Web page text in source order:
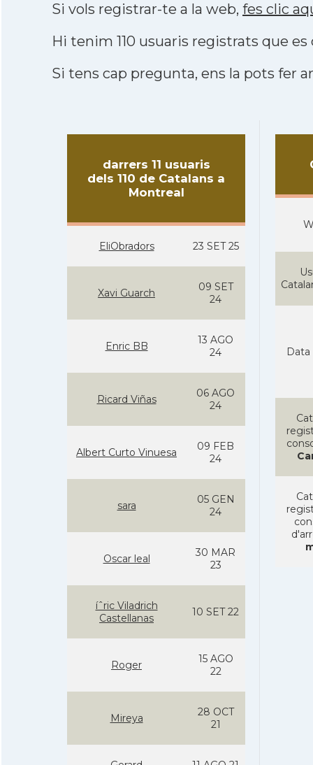
Si vols registrar-te a la web, fes clic
Hi tenim 110 usuaris registrats que
Si tens cap pregunta, ens la pots fer
darrers 11 usuaris
dels 110 de Catalans a
Montreal
EliObradors 23 SET 25
Xavi Guarch
09 SET
24
Enric BB
13 AGO
24
Ricard Viñas
06 AGO
24
Albert Curto Vinuesa
09 FEB
24
sara
05 GEN
24
Oscar leal
30 MAR
23
íˆric Viladrich
Castellanas
10 SET 22
Roger
15 AGO
22
Mireya
28 OCT
21
Data